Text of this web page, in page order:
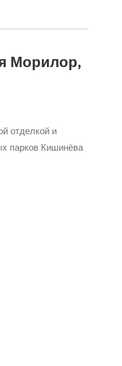
Морилор,
отделкой и
парков Кишинёва